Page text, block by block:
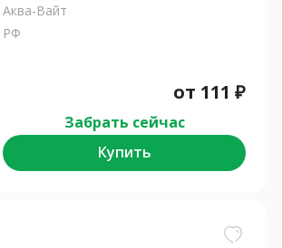
Аква-Вайт
РФ
от 111 ₽
Забрать сейчас
Купить